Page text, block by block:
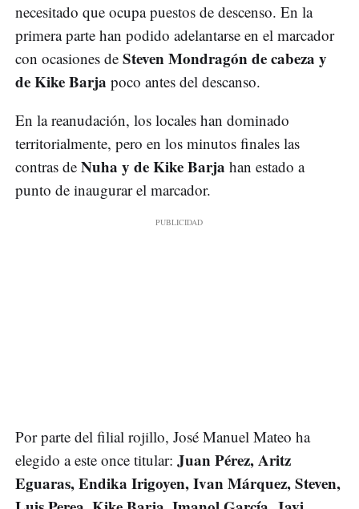
necesitado que ocupa puestos de descenso. En la
primera parte han podido adelantarse en el marcador
con ocasiones de Steven Mondragón de cabeza y
de Kike Barja poco antes del descanso.
En la reanudación, los locales han dominado
territorialmente, pero en los minutos finales las
contras de Nuha y de Kike Barja han estado a
punto de inaugurar el marcador.
Por parte del filial rojillo, José Manuel Mateo ha
elegido a este once titular: Juan Pérez, Aritz
Eguaras, Endika Irigoyen, Ivan Márquez, Steven,